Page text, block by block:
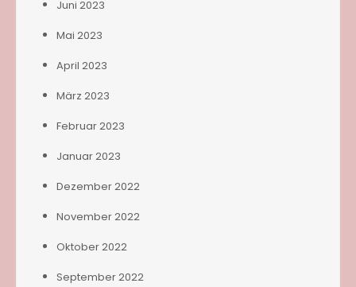
Juni 2023
Mai 2023
April 2023
März 2023
Februar 2023
Januar 2023
Dezember 2022
November 2022
Oktober 2022
September 2022